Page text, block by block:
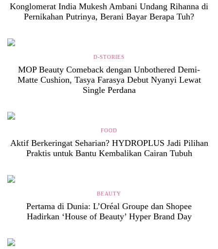
Konglomerat India Mukesh Ambani Undang Rihanna di
Pernikahan Putrinya, Berani Bayar Berapa Tuh?
D-STORIES
MOP Beauty Comeback dengan Unbothered Demi-
Matte Cushion, Tasya Farasya Debut Nyanyi Lewat
Single Perdana
FOOD
Aktif Berkeringat Seharian? HYDROPLUS Jadi Pilihan
Praktis untuk Bantu Kembalikan Cairan Tubuh
BEAUTY
Pertama di Dunia: L’Oréal Groupe dan Shopee
Hadirkan ‘House of Beauty’ Hyper Brand Day